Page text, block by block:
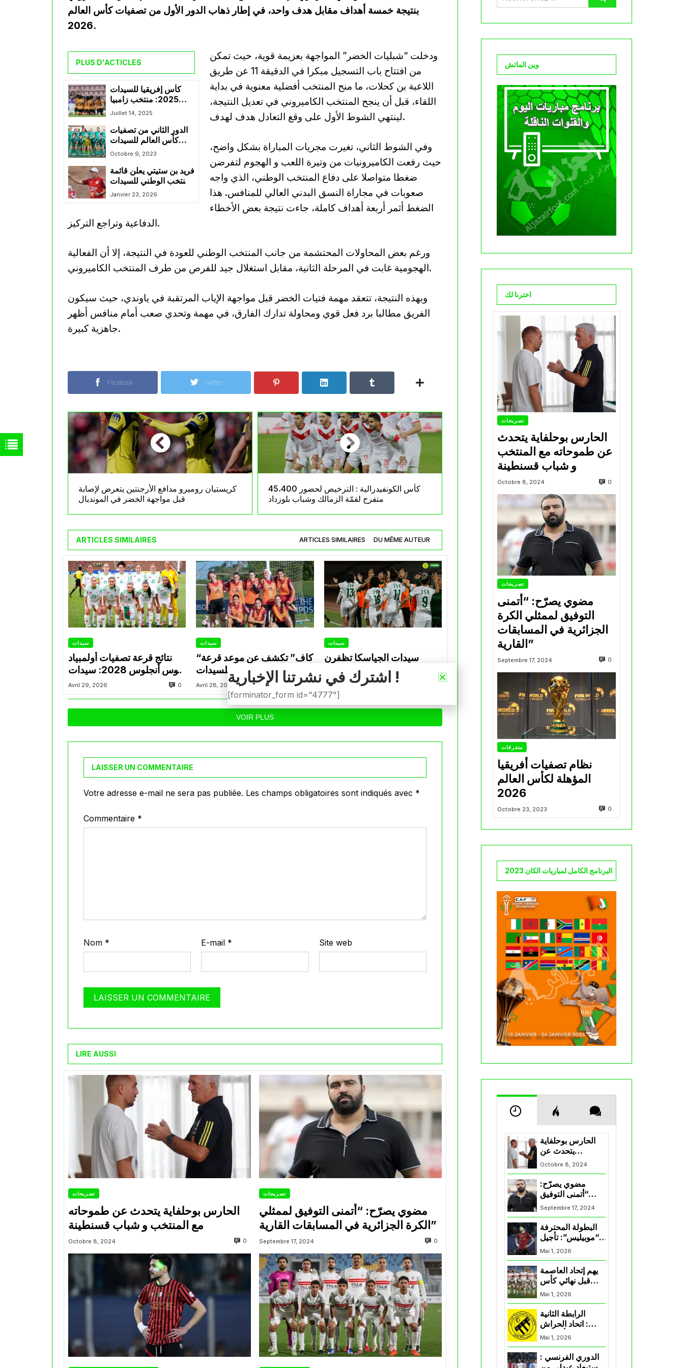
بنتيجة خمسة أهداف مقابل هدف واحد، في إطار ذهاب الدور الأول من تصفيات كأس العالم
2026.
PLUS D'ACTICLES
كأس إفريقيا للسيدات
2025: منتخب زامبيا
يفوز على كونغو
الدور الربع النهائي
Juillet 14, 2025
الدور الثاني من تصفيات
كأس العالم للسيدات
لأقل من 20 سنة :
أمام مالي
Octobre 9, 2023
فريد بن ستيتي يعلن قائمة
المنتخب الوطني للسيدات
الخاصة بتربص لاعبات
البطولة الوطنية
Janvier 23, 2026
ودخلت “شبليات الخضر” المواجهة بعزيمة قوية، حيث تمكن
من افتتاح باب التسجيل مبكرا في الدقيقة 11 عن طريق
اللاعبة بن كحلات، ما منح المنتخب أفضلية معنوية في بداية
اللقاء، قبل أن ينجح المنتخب الكاميروني في تعديل النتيجة،
لينتهي الشوط الأول على وقع التعادل هدف لهدف.
وفي الشوط الثاني، تغيرت مجريات المباراة بشكل واضح،
حيث رفعت الكاميرونيات من وتيرة اللعب و الهجوم لتفرضن
ضغطا متواصلا على دفاع المنتخب الوطني، الذي واجه
صعوبات في مجاراة النسق البدني العالي للمنافس. هذا
الضغط أثمر أربعة أهداف كاملة، جاءت نتيجة بعض الأخطاء
الدفاعية وتراجع التركيز.
ورغم بعض المحاولات المحتشمة من جانب المنتخب الوطني للعودة في النتيجة، إلا أن الفعالية
الهجومية غابت في المرحلة الثانية، مقابل استغلال جيد للفرص من طرف المنتخب الكاميروني.
وبهذه النتيجة، تتعقد مهمة فتيات الخضر قبل مواجهة الإياب المرتقبة في ياوندي، حيث سيكون
الفريق مطالبا برد فعل قوي ومحاولة تدارك الفارق، في مهمة وتحدي صعب أمام منافس أظهر
جاهزية كبيرة.
Facebook Twitter
كريستيان روميرو مدافع الأرجنتين يتعرض لإصابة
قبل مواجهة الخضر في المونديال
كأس الكونفيدرالية : الترخيص لحضور 45،400
متفرج لقمّة الزمالك وشباب بلوزداد
ARTICLES SIMILAIRES ARTICLES SIMILAIRES DU MÊME AUTEUR
سيدات
نتائج قرعة تصفيات أولمبياد
لوس أنجلوس 2028: سيدات
الخضر يواجهن إفريقيا
الوسطى
Avril 29, 2026 0
سيدات
“كاف” تكشف عن موعد قرعة
التصفيات الأفريقية للسيدات
المؤهلة للألعاب الأولمبية لوس
أنجلس 2028
Avril 28, 2026 0
سيدات
سيدات الجياسكا تظفرن
باللقب الثاني تواليا لكأس
الجزائر
Avril 25, 2026
VOIR PLUS
LAISSER UN COMMENTAIRE
Votre adresse e-mail ne sera pas publiée. Les champs obligatoires sont indiqués avec *
Commentaire *
Nom * E-mail * Site web
LIRE AUSSI
تصريحات
الحارس بوحلفاية يتحدث عن طموحاته
مع المنتخب و شباب قسنطينة
Octobre 8, 2024 0
تصريحات
مضوي يصرّح: “أتمنى التوفيق لممثلي
الكرة الجزائرية في المسابقات القارية”
Septembre 17, 2024 0
وين الماتش
اخترنا لك
تصريحات
الحارس بوحلفاية يتحدث
عن طموحاته مع المنتخب
و شباب قسنطينة
Octobre 8, 2024 0
تصريحات
مضوي يصرّح: “أتمنى
التوفيق لممثلي الكرة
الجزائرية في المسابقات
القارية”
Septembre 17, 2024 0
متفرقات
نظام تصفيات أفريقيا
المؤهلة لكأس العالم
2026
Octobre 23, 2023 0
البرنامج الكامل لمباريات الكان 2023
الحارس بوحلفاية
يتحدث عن
طموحاته مع
المنتخب و شباب
قسنطينة
Octobre 8, 2024
مضوي يصرّح:
“أتمنى التوفيق
لممثلي الكرة
الجزائرية في
Septembre 17, 2024
البطولة المحترفة
“موبيليس”: تأجيل
مباراة إتحاد
العاصمة وأتلتيك
بارادو
Mai 1, 2026
يهم إتحاد العاصمة
قبل نهائي كأس
اكاف : الزمالك
يسقط بثلاثية أمام
Mai 1, 2026
الرابطة الثانية
: اتحاد الحراش
يحسم التأهل إلى
“البلاي أوف”
Mai 1, 2026
الدوري الفرنسي :
اشترك في نشرتنا الإخبارية !
[forminator_form id="4777"]